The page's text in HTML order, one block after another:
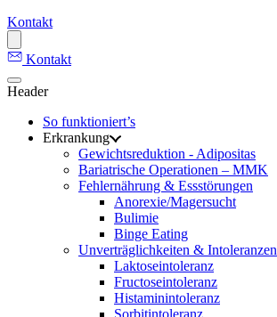
Kontakt
Kontakt
Header
So funktioniert’s
Erkrankung
Gewichtsreduktion - Adipositas
Bariatrische Operationen – MMK
Fehlernährung & Essstörungen
Anorexie/Magersucht
Bulimie
Binge Eating
Unverträglichkeiten & Intoleranzen
Laktoseintoleranz
Fructoseintoleranz
Histaminintoleranz
Sorbitintoleranz